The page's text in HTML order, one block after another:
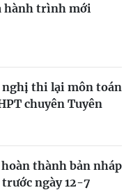
hành trình mới
nghị thi lại môn toán
chuyên Tuyên
thành bản nháp
ngày 12-7